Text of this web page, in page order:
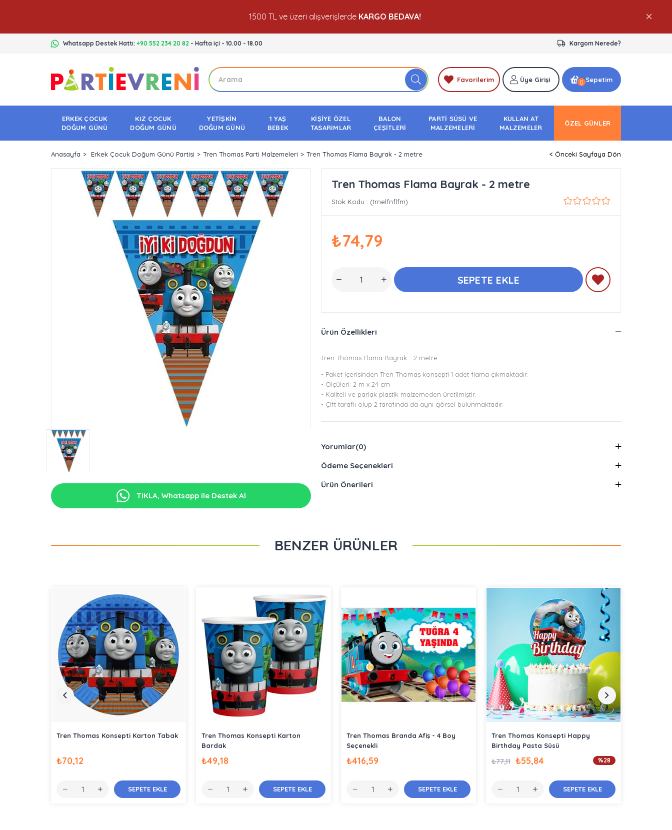
1500 TL ve üzeri alışverişlerde KARGO BEDAVA!
Whatsapp Destek Hattı: +90 552 234 20 82 - Hafta içi - 10.00 - 18.00 Kargom Nerede?
Sepetim
0
Üye Girişi
Favorilerim
ERKEK ÇOCUK
DOĞUM GÜNÜ
KIZ ÇOCUK
DOĞUM GÜNÜ
YETİŞKİN
DOĞUM GÜNÜ
1 YAŞ
BEBEK
KİŞİYE ÖZEL
TASARIMLAR
BALON
ÇEŞİTLERİ
PARTİ SÜSÜ VE
MALZEMELERİ
KULLAN AT
MALZEMELER
ÖZEL GÜNLER
Anasayfa Erkek Çocuk Doğum Günü Partisi Tren Thomas Parti Malzemeleri Tren Thomas Flama Bayrak - 2 metre < Önceki Sayfaya Dön
TIKLA, Whatsapp ile Destek Al
Tren Thomas Flama Bayrak - 2 metre
Stok Kodu (trnelfnflfm)
₺74,79
Ürün Özellikleri
Tren Thomas Flama Bayrak - 2 metre
- Paket içerisinden Tren Thomas konsepti 1 adet flama çıkmaktadır.
- Ölçüleri: 2 m x 24 cm
- Kaliteli ve parlak plastik malzemeden üretilmiştir.
- Çift taraflı olup 2 tarafında da aynı görsel bulunmaktadır.
Yorumlar(0)
Ödeme Seçenekleri
Ürün Önerileri
BENZER ÜRÜNLER
Tren Thomas Konsepti Karton Tabak
₺70,12
SEPETE EKLE
Tren Thomas Konsepti Karton
Bardak
₺49,18
SEPETE EKLE
Tren Thomas Branda Afiş - 4 Boy
Seçenekli
₺416,59
SEPETE EKLE
Tren Thomas Konsepti Happy
Birthday Pasta Süsü
₺55,84
₺77,11
SEPETE EKLE
%28